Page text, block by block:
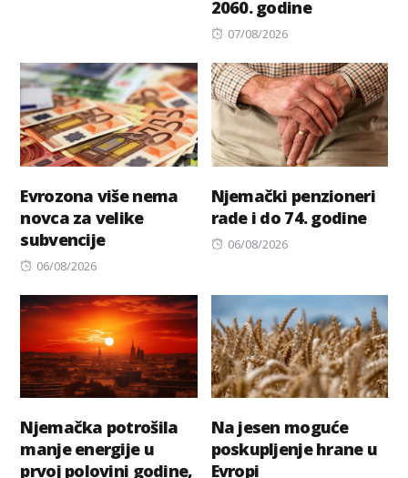
2060. godine
Posted
07/08/2026
Evrozona više nema
novca za velike
subvencije
Posted
06/08/2026
Njemački penzioneri
rade i do 74. godine
Posted
06/08/2026
Njemačka potrošila
manje energije u
prvoj polovini godine,
Na jesen moguće
poskupljenje hrane u
Evropi